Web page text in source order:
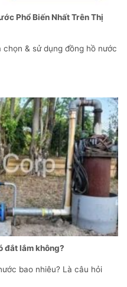
Phổ Biến Nhất Trên Thị
& sử dụng đồng hồ nước
đắt lắm không?
bao nhiêu? Là câu hỏi